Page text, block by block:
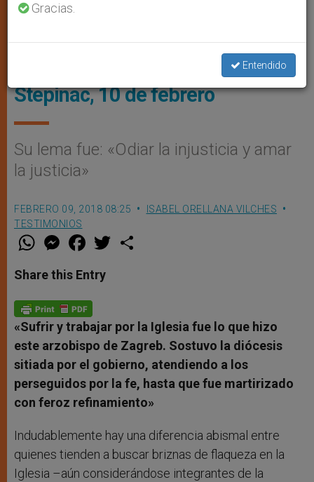
Beato Luis (Alojzije Viktor)
Stepinac, 10 de febrero
Su lema fue: «Odiar la injusticia y amar
la justicia»
FEBRERO 09, 2018 08:25
ISABEL ORELLANA VILCHES
TESTIMONIOS
W
t
s
p
p
M
e
s
e
g
e
r
F
a
e
b
o
k
w
Share this Entry
«Sufrir y trabajar por la Iglesia fue lo que hizo
este arzobispo de Zagreb. Sostuvo la diócesis
sitiada por el gobierno, atendiendo a los
perseguidos por la fe, hasta que fue martirizado
con feroz refinamiento»
Indudablemente hay una diferencia abismal entre
quienes tienden a buscar briznas de flaqueza en la
Iglesia –aún considerándose integrantes de la
Gracias.
Entendido